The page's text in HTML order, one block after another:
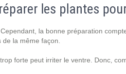
les plantes
la bonne préparation
la même façon.
forte peut irriter le ventre. Donc,